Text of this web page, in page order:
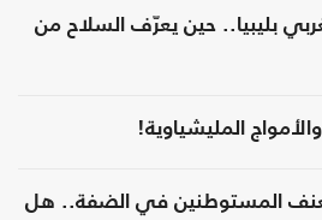
بليبيا.. حين يعرّف السلاح من
والأمواج المليشياوية!
المستوطنين في الضفة.. هل